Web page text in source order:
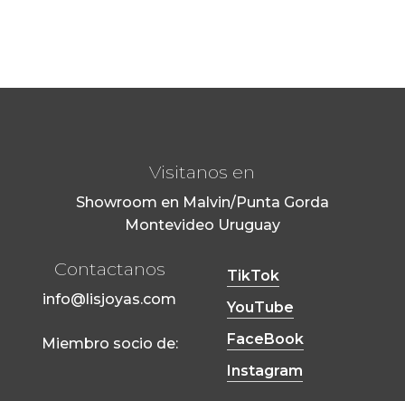
Visitanos en
Showroom en Malvin/Punta Gorda
Montevideo Uruguay
Contactanos
info@lisjoyas.com
Miembro socio de:
TikTok
YouTube
FaceBook
Instagram